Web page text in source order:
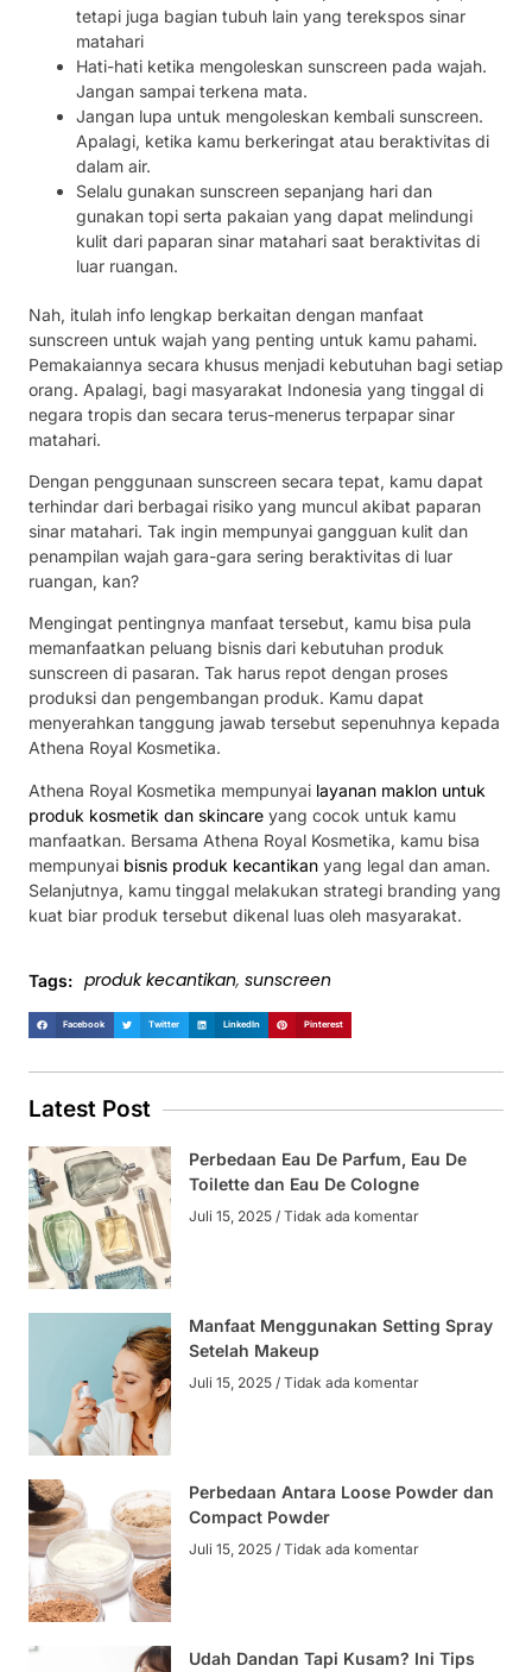
Latest Post
Perbedaan Eau De Parfum, Eau De
Toilette dan Eau De Cologne
Juli 15, 2025 Tidak ada komentar
Manfaat Menggunakan Setting Spray
Setelah Makeup
Juli 15, 2025 Tidak ada komentar
Perbedaan Antara Loose Powder dan
Compact Powder
Juli 15, 2025 Tidak ada komentar
Udah Dandan Tapi Kusam? Ini Tips
tetapi juga bagian tubuh lain yang terekspos sinar
matahari
Hati-hati ketika mengoleskan sunscreen pada wajah.
Jangan sampai terkena mata.
Jangan lupa untuk mengoleskan kembali sunscreen.
Apalagi, ketika kamu berkeringat atau beraktivitas di
dalam air.
Selalu gunakan sunscreen sepanjang hari dan
gunakan topi serta pakaian yang dapat melindungi
kulit dari paparan sinar matahari saat beraktivitas di
luar ruangan.
Nah, itulah info lengkap berkaitan dengan manfaat
sunscreen untuk wajah yang penting untuk kamu pahami.
Pemakaiannya secara khusus menjadi kebutuhan bagi setiap
orang. Apalagi, bagi masyarakat Indonesia yang tinggal di
negara tropis dan secara terus-menerus terpapar sinar
matahari.
Dengan penggunaan sunscreen secara tepat, kamu dapat
terhindar dari berbagai risiko yang muncul akibat paparan
sinar matahari. Tak ingin mempunyai gangguan kulit dan
penampilan wajah gara-gara sering beraktivitas di luar
ruangan, kan?
Mengingat pentingnya manfaat tersebut, kamu bisa pula
memanfaatkan peluang bisnis dari kebutuhan produk
sunscreen di pasaran. Tak harus repot dengan proses
produksi dan pengembangan produk. Kamu dapat
menyerahkan tanggung jawab tersebut sepenuhnya kepada
Athena Royal Kosmetika.
Athena Royal Kosmetika mempunyai layanan maklon untuk
produk kosmetik dan skincare yang cocok untuk kamu
manfaatkan. Bersama Athena Royal Kosmetika, kamu bisa
mempunyai bisnis produk kecantikan yang legal dan aman.
Selanjutnya, kamu tinggal melakukan strategi branding yang
kuat biar produk tersebut dikenal luas oleh masyarakat.
Tags: produk kecantikan, sunscreen
Facebook Twitter LinkedIn Pinterest